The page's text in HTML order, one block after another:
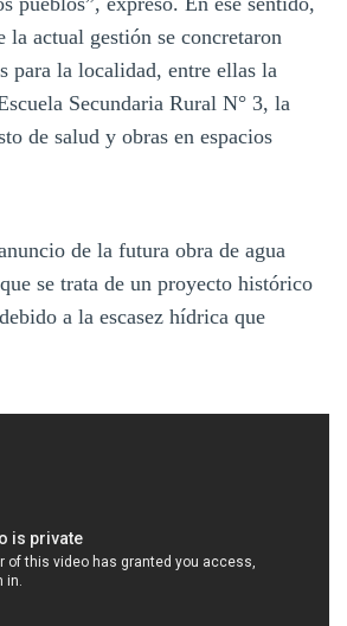
la actual gestión se concretaron
para la localidad, entre ellas la
Secundaria Rural N° 3, la
de salud y obras en espacios
de la futura obra de agua
se trata de un proyecto histórico
a la escasez hídrica que